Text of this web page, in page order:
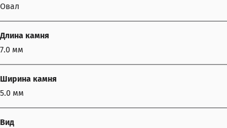
Овал
Длина камня
7.0 мм
Ширина камня
5.0 мм
Вид